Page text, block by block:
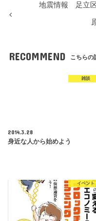
地震情報 足立
RECOMMEND こちらの
雑談
2014.3.28
身近な人から始めよう
イベント